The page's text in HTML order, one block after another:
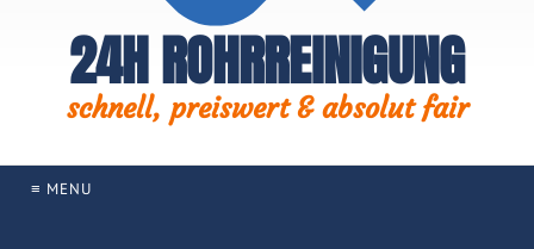
24H ROHRREINIGUNG
schnell, preiswert & absolut fair
≡ MENU